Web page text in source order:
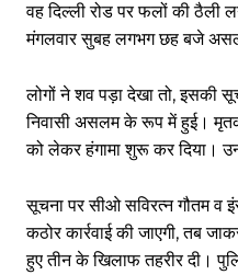
वह दिल्ली रोड पर फलों की ठैली
मंगलवार सुबह लगभग छह बजे
लोगों ने शव पड़ा देखा तो, इसकी
निवासी असलम के रूप में हुई।
को लेकर हंगामा शुरू कर दिया।
सूचना पर सीओ सविरत्न गौतम व
कठोर कार्रवाई की जाएगी, तब
हुए तीन के खिलाफ तहरीर दी।